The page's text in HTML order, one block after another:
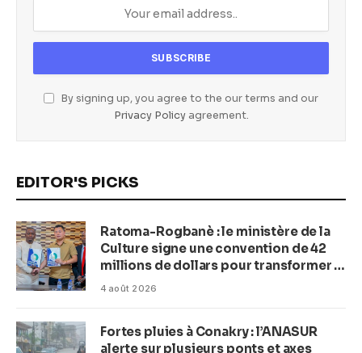
By signing up, you agree to the our terms and our
Privacy Policyagreement.
EDITOR'S PICKS
Ratoma-Rogbanè : le ministère de la
Culture signe une convention de 42
millions de dollars pour transformer la
plage en complexe balnéaire
4 août 2026
Fortes pluies à Conakry : l’ANASUR
alerte sur plusieurs ponts et axes